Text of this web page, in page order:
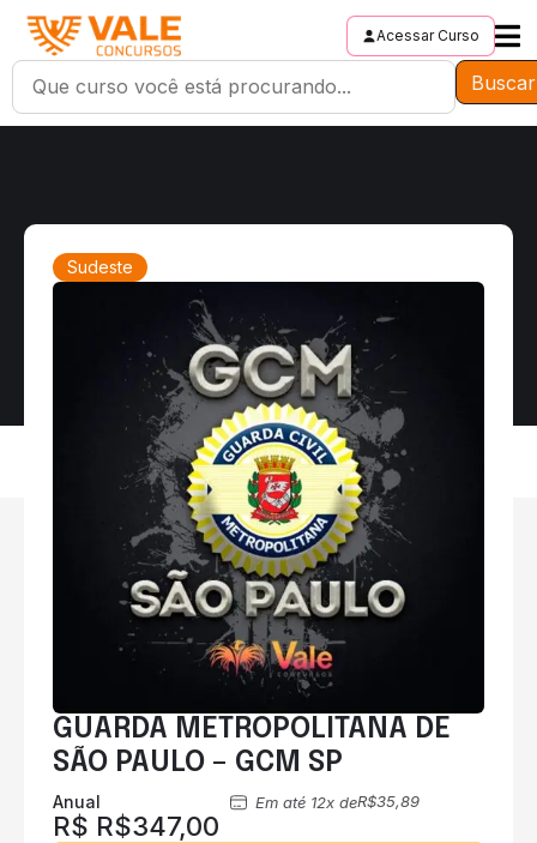
Acessar Curso
Buscar
Sudeste
GUARDA METROPOLITANA DE
SÃO PAULO – GCM SP
Anual
R$ R$347,00
Em até 12x deR$35,89